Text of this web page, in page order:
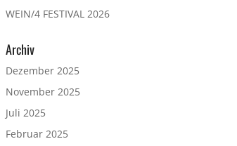
WEIN/4 FESTIVAL 2026
Archiv
Dezember 2025
November 2025
Juli 2025
Februar 2025